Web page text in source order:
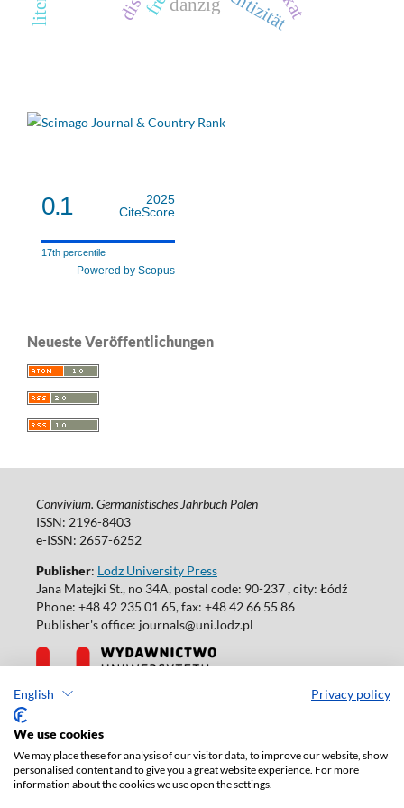
English Privacy policy
We use cookies
We may place these for analysis of our visitor data, to improve our website, show
personalised content and to give you a great website experience. For more
information about the cookies we use open the settings.
0.1
2025
CiteScore
17th percentile
Powered by Scopus
Neueste Veröffentlichungen
Convivium. Germanistisches Jahrbuch Polen
ISSN: 2196-8403
e-ISSN: 2657-6252
Publisher: Lodz University Press
Jana Matejki St., no 34A, postal code: 90-237 , city: Łódź
Phone: +48 42 235 01 65, fax: +48 42 66 55 86
Publisher's office: journals@uni.lodz.pl